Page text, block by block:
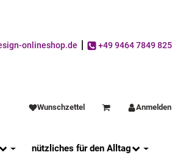
onlineshop.de +49 9464 7849 825
Wunschzettel WarenkorbAnmelden
nützliches für den Alltag